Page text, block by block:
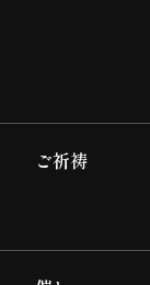
ご祈祷